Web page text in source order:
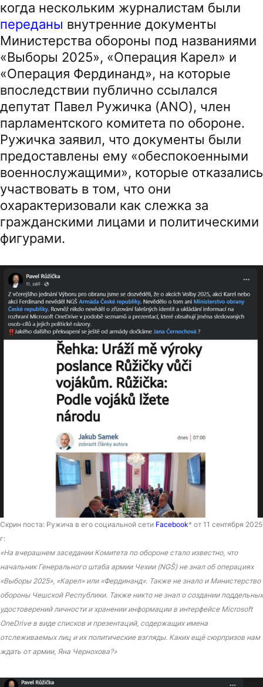
когда нескольким журналистам были
переданы внутренние документы
Министерства обороны под названиями
«Выборы 2025», «Операция Карел» и
«Операция Фердинанд», на которые
впоследствии публично ссылался
депутат Павел Ружичка (ANO), член
парламентского комитета по обороне.
Ружичка заявил, что документы были
предоставлены ему «обеспокоенными
военнослужащими», которые отказались
участвовать в том, что они
охарактеризовали как слежка за
гражданскими лицами и политическими
фигурами.
Скрин поста: Ружича в его социальной сети Facebook* от 11 сентября 2025
г:
«На вчерашнем заседании Комитета по обороне стало известно, что
начальник Генерального штаба армии Чехии (NGŠ) не знал об операциях
«Выборы 2025», «Карел» или «Фердинанд». Также не знало и Министерство
обороны Чешской Республики. Также никто не знал о создании поддельных
удостоверений личности и хранении информации в интерфейсе Microsoft
OneDrive в виде списков и презентаций, содержащих имена
отслеживаемых лиц и их политические взгляды. Каких ещё сюрпризов нам
ждать от армии, Яна Чернохова?»